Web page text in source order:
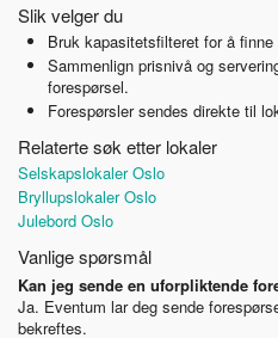
Slik velger du
Bruk kapasitetsfilteret for å
Sammenlign prisnivå og
forespørsel.
Forespørsler sendes direkte til
Relaterte søk etter lokaler
Selskapslokaler Oslo
Bryllupslokaler Oslo
Julebord Oslo
Vanlige spørsmål
Kan jeg sende en uforpliktende
Ja. Eventum lar deg sende
bekreftes.